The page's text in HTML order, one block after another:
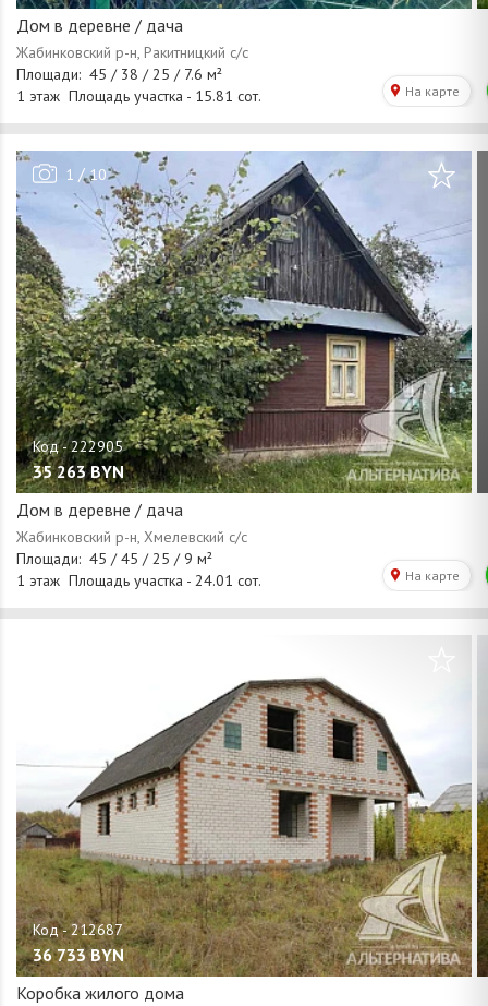
Дом в деревне / дача
1 /10
35 263 BYN
Дом в деревне / дача
36 733 BYN
Коробка жилого дома